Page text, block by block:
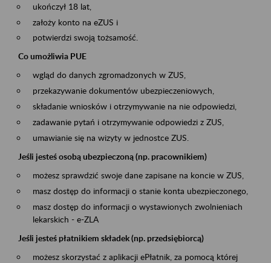
ukończył 18 lat,
założy konto na eZUS i
potwierdzi swoją tożsamość.
Co umożliwia PUE
wgląd do danych zgromadzonych w ZUS,
przekazywanie dokumentów ubezpieczeniowych,
składanie wniosków i otrzymywanie na nie odpowiedzi,
zadawanie pytań i otrzymywanie odpowiedzi z ZUS,
umawianie się na wizyty w jednostce ZUS.
Jeśli jesteś osobą ubezpieczoną (np. pracownikiem)
możesz sprawdzić swoje dane zapisane na koncie w ZUS,
masz dostęp do informacji o stanie konta ubezpieczonego,
masz dostęp do informacji o wystawionych zwolnieniach
lekarskich - e-ZLA
Jeśli jesteś płatnikiem składek (np. przedsiębiorcą)
możesz skorzystać z aplikacji ePłatnik, za pomocą której